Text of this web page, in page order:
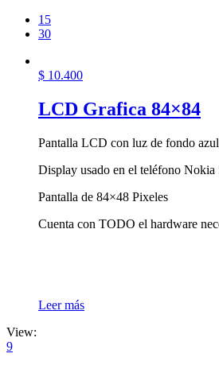
15
30
$ 10.400
LCD Grafica 84×84
Pantalla LCD con luz de fondo azul
Display usado en el teléfono Nokia
Pantalla de 84×48 Pixeles
Cuenta con TODO el hardware
Leer más
View:
9